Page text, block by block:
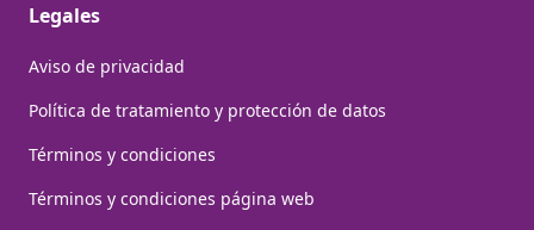
Legales
Aviso de privacidad
Política de tratamiento y protección de datos
Términos y condiciones
Términos y condiciones página web